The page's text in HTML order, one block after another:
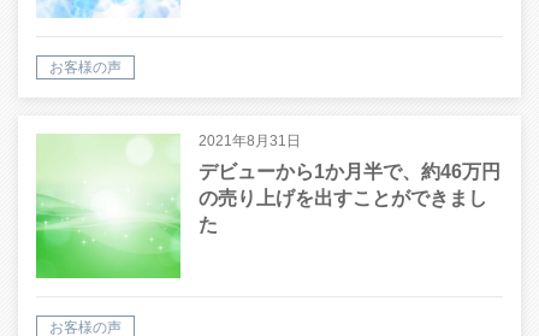
お客様の声
2021年8月31日
デビューから1か月半で、約46万円
の売り上げを出すことができまし
た
お客様の声